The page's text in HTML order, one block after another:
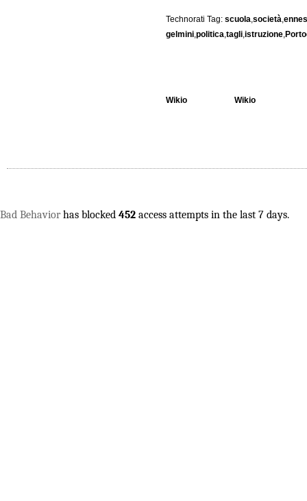
Technorati Tag: scuola società
gelmini politica tagli istruzione
Wikio Wikio
Bad Behaviorhas blocked 452 access attempts in the last 7 days.